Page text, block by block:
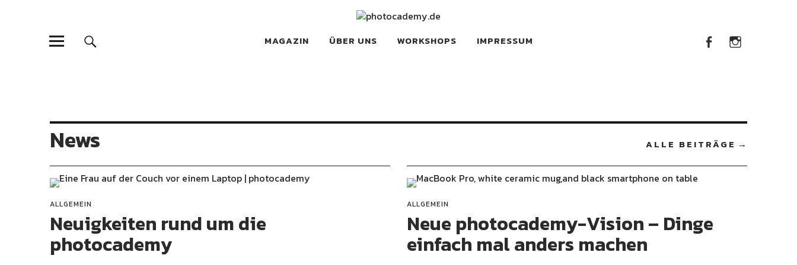
photocademy.de
MAGAZIN ÜBER UNS WORKSHOPS IMPRESSUM
News ALLE BEITRÄGE
ALLGEMEIN
Neuigkeiten rund um die
photocademy
ALLGEMEIN
Neue photocademy-Vision – Dinge
einfach mal anders machen